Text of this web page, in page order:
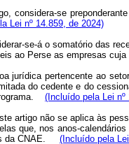
considera-se
Lei nº 14.859, de 2024)
se-á o somatório das
ao Perse as empresas
jurídica pertencente ao
do cedente e do
(Incluído pela Lei nº
artigo não se aplica às
que, nos anos-
da CNAE. (Incluído pela